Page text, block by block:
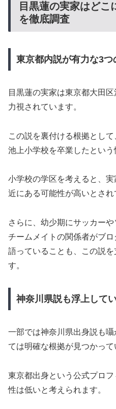
目黒蓮の実家はどこ
を徹底調査
東京都内説が有力な3つ
目黒蓮の実家は東京都大田
力視されています。
この説を裏付ける根拠とし
池上小学校を卒業したという
小学校の学区を考えると、
近にある可能性が高いとされ
さらに、幼少期にサッカー
チームメイトの関係者がブ
語っていることも、この説
す。
神奈川県説も浮上して
一部では神奈川県出身説も
ては明確な根拠が見つかって
東京都出身という公式プロ
性は低いと考えられます。